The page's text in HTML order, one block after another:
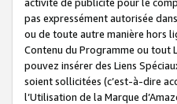
pas expressément autorisée
ou de toute autre manière hors
Contenu du Programme ou tout
pouvez insérer des Liens
soient sollicitées (c’est-à-dire
l’Utilisation de la Marque